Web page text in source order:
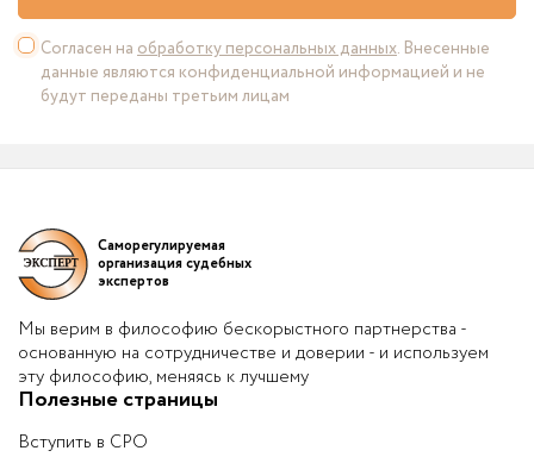
Согласен на обработку персональных данных. Внесенные
данные являются конфиденциальной информацией и не
будут переданы третьим лицам
Саморегулируемая
организация судебных
экспертов
Мы верим в философию бескорыстного партнерства -
основанную на сотрудничестве и доверии - и используем
эту философию, меняясь к лучшему
Полезные страницы
Вступить в СРО